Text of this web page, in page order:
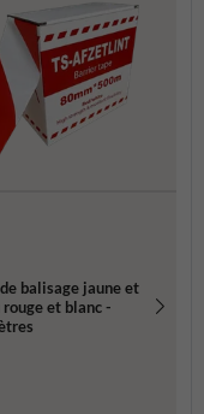
balisage jaune et
rouge et blanc -